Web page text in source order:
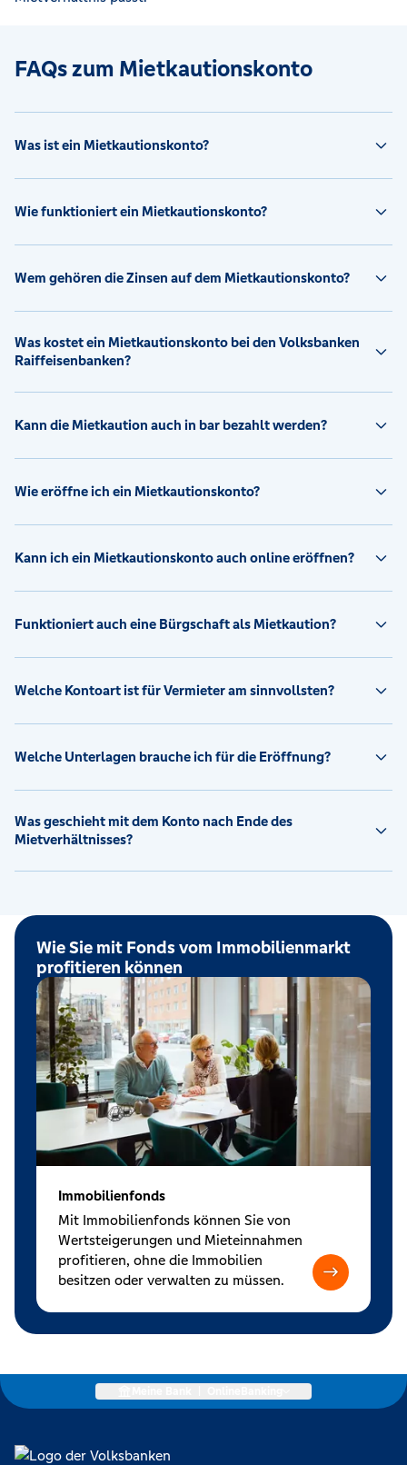
FAQs zum Mietkautionskonto
Was ist ein Mietkautionskonto?
Wie funktioniert ein Mietkautionskonto?
Wem gehören die Zinsen auf dem Mietkautionskonto?
Was kostet ein Mietkautionskonto bei den Volksbanken
Raiffeisenbanken?
Kann die Mietkaution auch in bar bezahlt werden?
Wie eröffne ich ein Mietkautionskonto?
Kann ich ein Mietkautionskonto auch online eröffnen?
Funktioniert auch eine Bürgschaft als Mietkaution?
Welche Kontoart ist für Vermieter am sinnvollsten?
Welche Unterlagen brauche ich für die Eröffnung?
Was geschieht mit dem Konto nach Ende des
Mietverhältnisses?
Wie Sie mit Fonds vom Immobilienmarkt
profitieren können
Immobilienfonds
Mit Immobilienfonds können Sie von
Wertsteigerungen und Mieteinnahmen
profitieren, ohne die Immobilien
besitzen oder verwalten zu müssen.